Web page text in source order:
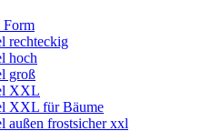
Form
rechteckig
hoch
groß
XXL
XXL für Bäume
außen frostsicher xxl